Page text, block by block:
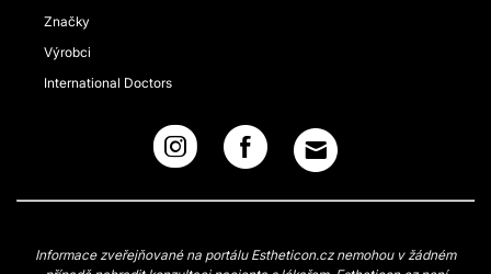
Značky
Výrobci
International Doctors
Informace zveřejňované na portálu Estheticon.cz nemohou v žádném